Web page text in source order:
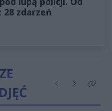
zdarzeń
Poprzednie
NastępneKliknij